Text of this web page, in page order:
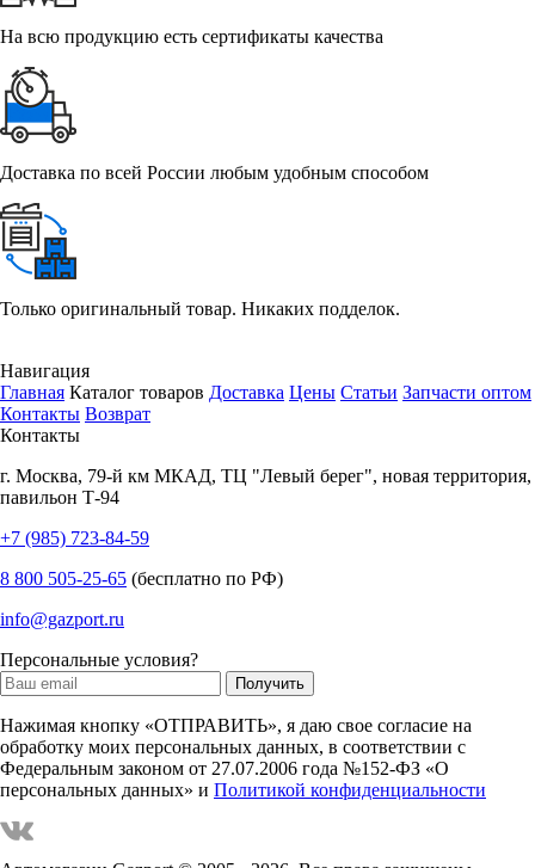
На всю продукцию есть сертификаты качества
Доставка по всей России любым удобным способом
Только оригинальный товар. Никаких подделок.
Навигация
Главная Каталог товаров Доставка Цены Статьи Запчасти оптом
Контакты Возврат
Контакты
г. Москва, 79-й км МКАД, ТЦ "Левый берег", новая территория,
павильон Т-94
+7 (985) 723-84-59
8 800 505-25-65 (бесплатно по РФ)
info@gazport.ru
Персональные условия?
Нажимая кнопку «ОТПРАВИТЬ», я даю свое согласие на
обработку моих персональных данных, в соответствии с
Федеральным законом от 27.07.2006 года №152-ФЗ «О
персональных данных» и Политикой конфиденциальности